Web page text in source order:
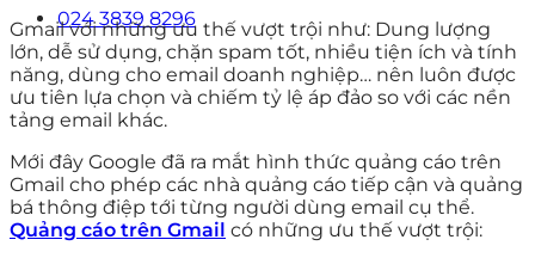
024 3839 8296
Gmail với những ưu thế vượt trội như: Dung lượng
lớn, dễ sử dụng, chặn spam tốt, nhiều tiện ích và tính
năng, dùng cho email doanh nghiệp… nên luôn được
ưu tiên lựa chọn và chiếm tỷ lệ áp đảo so với các nền
tảng email khác.
Mới đây Google đã ra mắt hình thức quảng cáo trên
Gmail cho phép các nhà quảng cáo tiếp cận và quảng
bá thông điệp tới từng người dùng email cụ thể.
Quảng cáo trên Gmail có những ưu thế vượt trội: